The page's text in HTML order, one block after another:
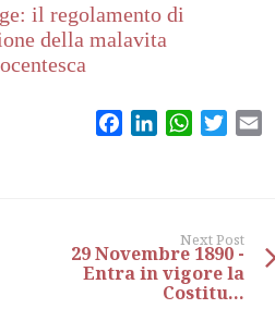
il regolamento di
della malavita
FacebookLinkedIn
Next Post
29 Novembre 1890 -
Entra in vigore la
Costitu...